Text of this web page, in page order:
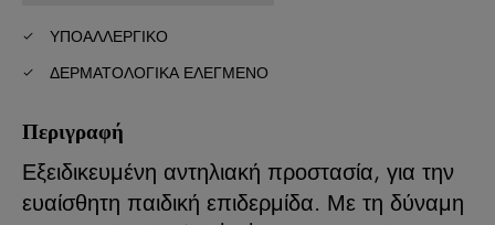
ΥΠΟΑΛΛΕΡΓΙΚΌ
ΔΕΡΜΑΤΟΛΟΓΙΚΆ ΕΛΕΓΜΈΝΟ
Περιγραφή
Εξειδικευμένη αντηλιακή προστασία, για την
ευαίσθητη παιδική επιδερμίδα. Με τη δύναμη